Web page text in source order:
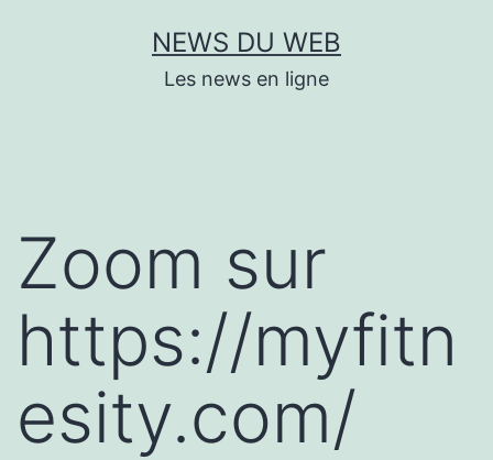
NEWS DU WEB
Les news en ligne
Zoom sur
https://myfitn
esity.com/